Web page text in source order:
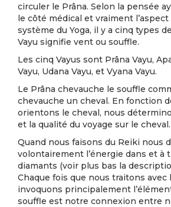
circuler le Prâna. Selon la pensée
le côté médical et vraiment
système du Yoga, il y a cinq types
Vayu signifie vent ou souffle.
Les cinq Vayus sont Prâna Vayu,
Vayu, Udana Vayu, et Vyana Vayu.
Le Prâna chevauche le souffle
chevauche un cheval. En fonction
orientons le cheval, nous
et la qualité du voyage sur le cheval.
Quand nous faisons du Reiki nous
volontairement l’énergie dans et à
diamants (voir plus bas la
Chaque fois que nous traitons avec
invoquons principalement
souffle est notre connexion entre